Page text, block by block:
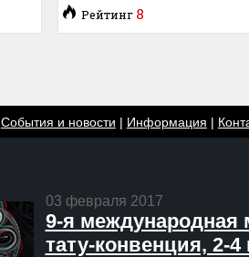
Рейтинг 8
События и новости | Информация |
03 февраля 2017
9-я международная
тату-конвенция, 2-